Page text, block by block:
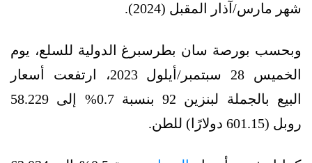
شهر مارس/آذار المقبل (2024).
وبحسب بورصة سان بطرسبرغ الدولية للسلع، يوم
الخميس 28 سبتمبر/أيلول 2023، ارتفعت أسعار
البيع بالجملة لبنزين 92 بنسبة 0.7% إلى 58.229
روبل (601.15 دولارًا) للطن.